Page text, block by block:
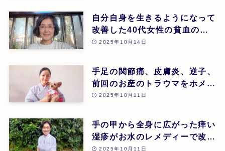
自分自身を生きるようになって
改善した40代女性の貧血のケ
ース | 安藤久美子 | 第26回
2025年10月14日
手足の関節痛、皮膚炎、逆子、
前回のお産のトラウマをホメオ
パシーでケアし幸せなお産に至
回
2025年10月11日
手の甲から全身に広がった痒い
湿疹がお水のレメディーで改善
されたケース | 増田敬子 | 第
2025年10月11日